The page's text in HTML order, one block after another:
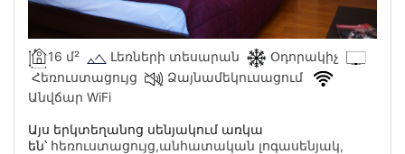
16 մ² Լեռների տեսարան
Օդորակիչ
Հեռուստացույց
Ձայնամեկուսացում
Անվճար WiFi
Այս երկտեղանոց սենյակում առկա
են՝ հեռուստացույց,անհատական լոգասենյակ,